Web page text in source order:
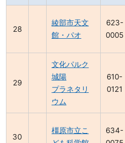
綾部市天文
館・パオ
623-
0005
文化パルク
城陽
プラネタリ
ウム
610-
0121
橿原市立こ
634-